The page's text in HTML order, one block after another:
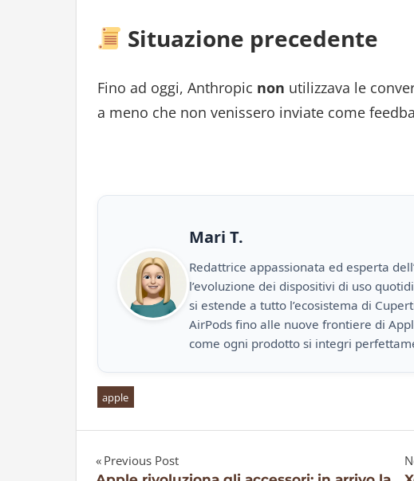
Situazione precedente
Fino ad oggi, Anthropic non utilizzava le
a meno che non venissero inviate come
Mari T.
Redattrice appassionata ed esperta
l’evoluzione dei dispositivi di uso
si estende a tutto l’ecosistema di
AirPods fino alle nuove frontiere di
come ogni prodotto si integri
apple
Previous Post